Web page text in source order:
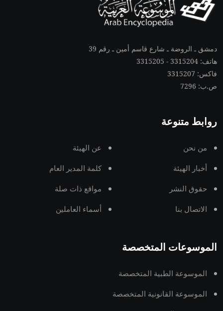
دمشق ـ الروضة ـ شارع قاسم أمين ـ رقم 39
هاتف: 3315204 - 3315205
فاكس: 3315207
ص.ب: 7296
روابط متنوعة
من نحن عن الهيئة
أخبار الهيئة كلمة المدير العام
حقوق النشر مواقع ذات صلة
الاتصال بنا أسماء العاملين
الموسوعات المتخصصة
الموسوعة الطبية المتخصصة
الموسوعة القانونية المتخصصة